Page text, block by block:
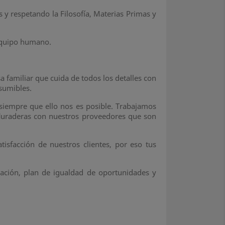
la Filosofía, Materias Primas y
humano.
familiar que cuida de todos los detalles con
que ello nos es posible. Trabajamos
con nuestros proveedores que son
de nuestros clientes, por eso tus
plan de igualdad de oportunidades y